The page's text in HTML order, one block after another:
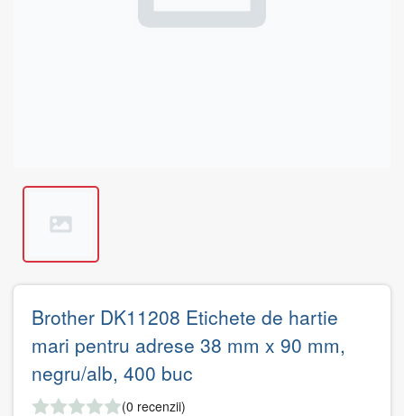
Brother DK11208 Etichete de hartie
mari pentru adrese 38 mm x 90 mm,
negru/alb, 400 buc
(0 recenzii)